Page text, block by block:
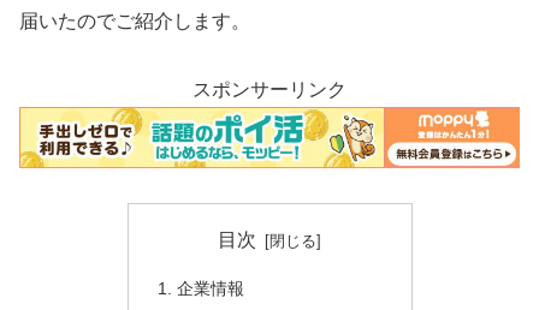
届いたのでご紹介します。
スポンサーリンク
目次
企業情報